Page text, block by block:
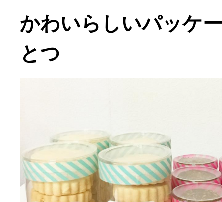
かわいらしいパッケ
とつ